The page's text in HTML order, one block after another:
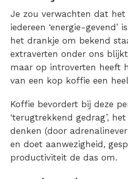
Je zou verwachten dat
iedereen ‘energie-gevend’
het drankje om bekend
extraverten onder ons
maar op introverten heeft
van een kop koffie een
Koffie bevordert bij deze
‘terugtrekkend gedrag’,
denken (door
en doet aanwezigheid,
productiviteit de das om.